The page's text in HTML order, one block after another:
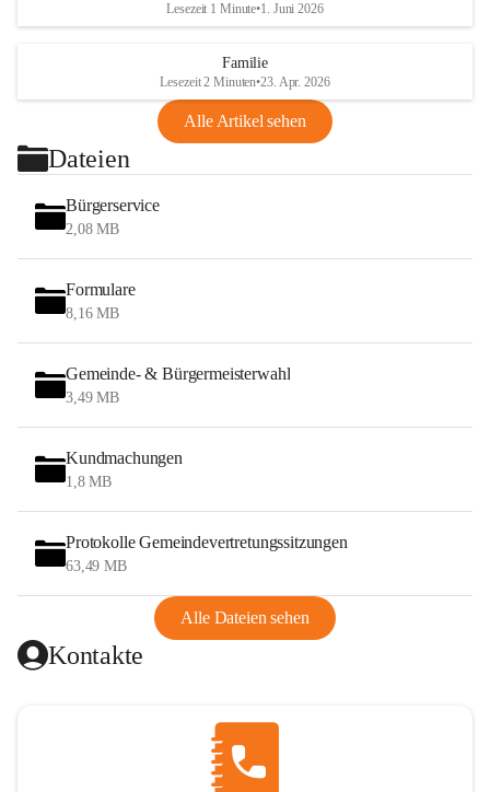
Lesezeit 1 Minute•1. Juni 2026
Familie
Lesezeit 2 Minuten•23. Apr. 2026
Alle Artikel sehen
Dateien
Bürgerservice
2,08 MB
Formulare
8,16 MB
Gemeinde- & Bürgermeisterwahl
3,49 MB
Kundmachungen
1,8 MB
Protokolle Gemeindevertretungssitzungen
63,49 MB
Alle Dateien sehen
Kontakte